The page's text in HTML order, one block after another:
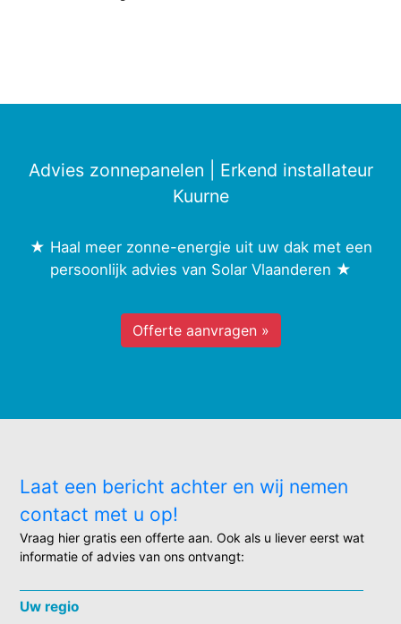
Advies zonnepanelen | Erkend installateur
Kuurne
★ Haal meer zonne-energie uit uw dak met een
persoonlijk advies van Solar Vlaanderen ★
Offerte aanvragen »
Laat een bericht achter en wij nemen
contact met u op!
Vraag hier gratis een offerte aan. Ook als u liever eerst wat
informatie of advies van ons ontvangt:
Uw regio